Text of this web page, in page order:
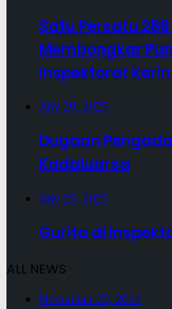
Satu Persatu
Membongkar
Inspektorat
July 29, 2025
Dugaan
Kadaluarsa
July 25, 2025
Gurita di
ALL NEWS
November 29, 2024